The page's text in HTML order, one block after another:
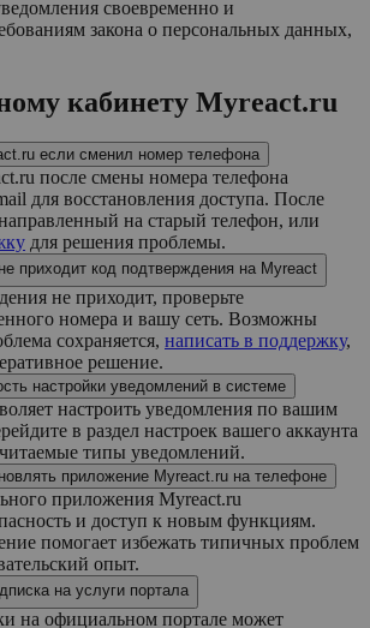
своевременно и
закона о персональных данных,
кабинету Myreact.ru
если сменил номер телефона
после смены номера телефона
для восстановления доступа. После
на старый телефон, или
для решения проблемы.
приходит код подтверждения на Myreact
не приходит, проверьте
номера и вашу сеть. Возможны
сохраняется, написать в поддержку,
решение.
настройки уведомлений в системе
настроить уведомления по вашим
в раздел настроек вашего аккаунта
типы уведомлений.
приложение Myreact.ru на телефоне
приложения Myreact.ru
и доступ к новым функциям.
помогает избежать типичных проблем
опыт.
на услуги портала
на официальном портале может